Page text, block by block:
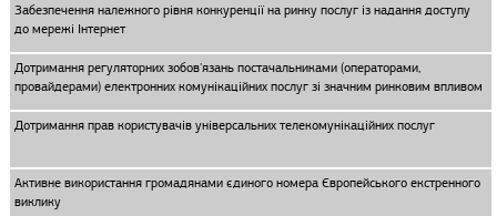
Забезпечення належного рівня конкуренції на ринку послуг із надання доступу
до мережі Інтернет
Дотримання регуляторних зобов'язань постачальниками (операторами,
провайдерами) електронних комунікаційних послуг зі значним ринковим впливом
Дотримання прав користувачів універсальних телекомунікаційних послуг
Активне використання громадянами єдиного номера Європейського екстренного
виклику